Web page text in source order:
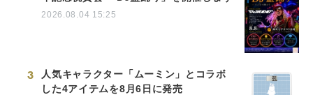
2026.08.04 15:25
3
人気キャラクター「ムーミン」とコラボ
した4アイテムを8月6日に発売